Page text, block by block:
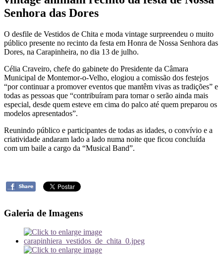
Senhora das Dores
O desfile de Vestidos de Chita e moda vintage surpreendeu o muito
público presente no recinto da festa em Honra de Nossa Senhora das
Dores, na Carapinheira, no dia 13 de julho.
Célia Craveiro, chefe do gabinete do Presidente da Câmara
Municipal de Montemor-o-Velho, elogiou a comissão dos festejos
“por continuar a promover eventos que mantêm vivas as tradições” e
todas as pessoas que “contribuíram para tornar o serão ainda mais
especial, desde quem esteve em cima do palco até quem preparou os
modelos apresentados”.
Reunindo público e participantes de todas as idades, o convívio e a
criatividade andaram lado a lado numa noite que ficou concluída
com um baile a cargo da “Musical Band”.
Galeria de Imagens